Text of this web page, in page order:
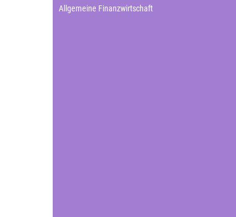
Allgemeine Finanzwirtschaft